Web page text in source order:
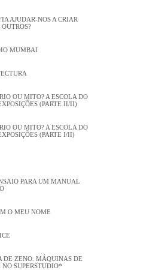
AJUDAR-NOS A CRIAR
MUMBAI
OU MITO? A ESCOLA DO
(PARTE II/II)
OU MITO? A ESCOLA DO
(PARTE I/II)
PARA UM MANUAL
O MEU NOME
DE ZENO. MÁQUINAS DE
SUPERSTUDIO*